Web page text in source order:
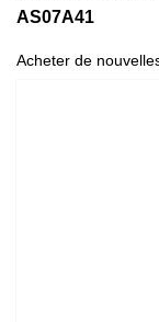
AS07A41
Acheter de